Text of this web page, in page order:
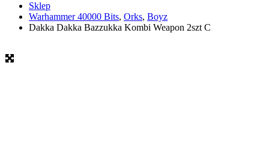
Sklep
Warhammer 40000 Bits, Orks, Boyz
Dakka Dakka Bazzukka Kombi Weapon 2szt C